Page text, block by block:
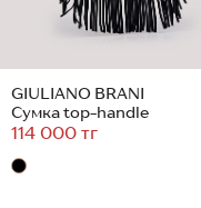
GIULIANO BRANI
Сумка top-handle
114 000 тг